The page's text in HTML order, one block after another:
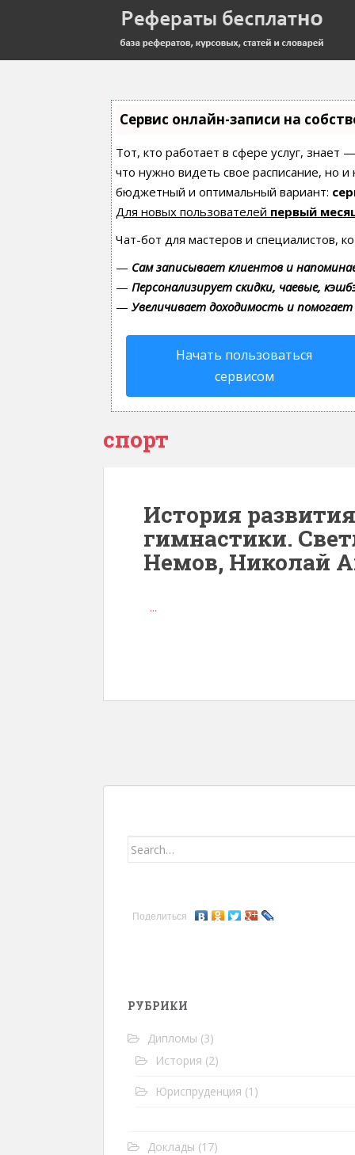
Сервис онлайн-записи на
Тот, кто работает в сфере услуг, знает
что нужно видеть свое расписание, но
бюджетный и оптимальный вариант:
Для новых пользователей первый
Чат-бот для мастеров и специалистов,
— Сам записывает клиентов и
— Персонализирует скидки, чаевые,
— Увеличивает доходимость и
Начать пользоваться
сервисом
спорт
История
гимнастики.
Немов, Николай
...
Search for:
Поделиться
РУБРИКИ
Дипломы (3)
История (2)
Юриспруденция (1)
Доклады (17)